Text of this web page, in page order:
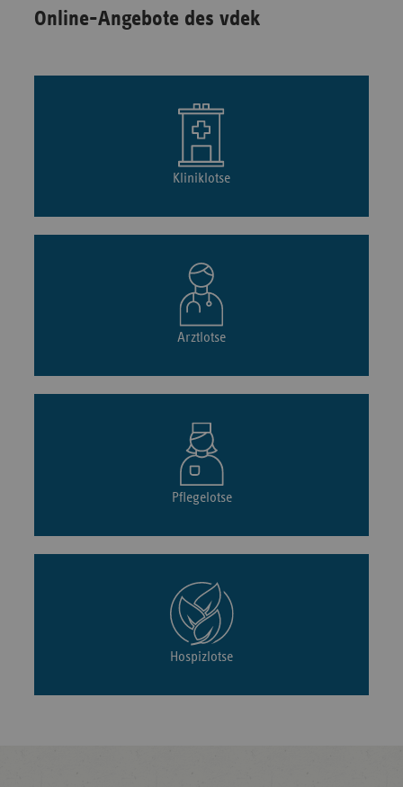
Online-Angebote des vdek
Kliniklotse
Arztlotse
Pflegelotse
Hospizlotse